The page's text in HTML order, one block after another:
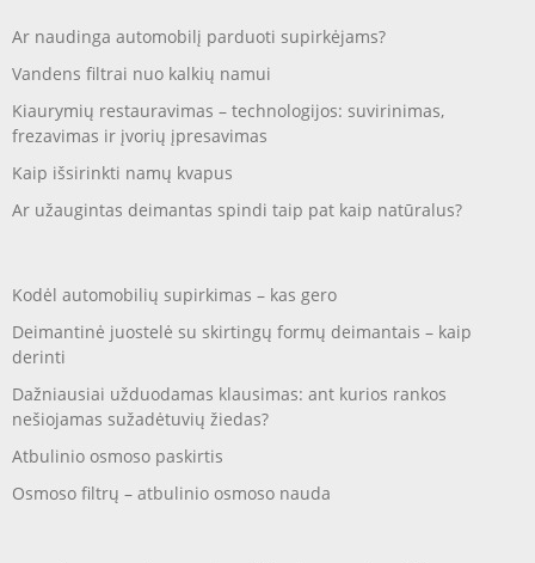
Ar naudinga automobilį parduoti supirkėjams?
Vandens filtrai nuo kalkių namui
Kiaurymių restauravimas – technologijos: suvirinimas,
frezavimas ir įvorių įpresavimas
Kaip išsirinkti namų kvapus
Ar užaugintas deimantas spindi taip pat kaip natūralus?
Kodėl automobilių supirkimas – kas gero
Deimantinė juostelė su skirtingų formų deimantais – kaip
derinti
Dažniausiai užduodamas klausimas: ant kurios rankos
nešiojamas sužadėtuvių žiedas?
Atbulinio osmoso paskirtis
Osmoso filtrų – atbulinio osmoso nauda